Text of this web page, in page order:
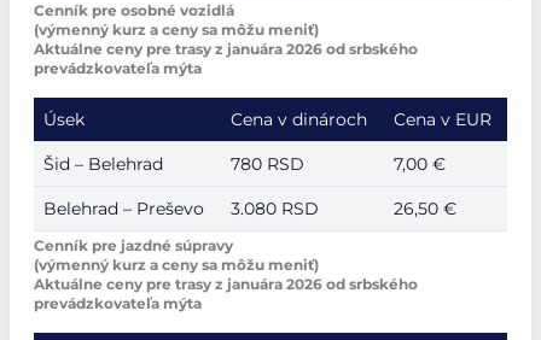
Cenník pre osobné vozidlá
(výmenný kurz a ceny sa môžu meniť)
Aktuálne ceny pre trasy z januára 2026 od srbského
prevádzkovateľa mýta
Cenník pre jazdné súpravy
(výmenný kurz a ceny sa môžu meniť)
Aktuálne ceny pre trasy z januára 2026 od srbského
prevádzkovateľa mýta
Úsek Cena v dinároch Cena v EUR
Šid – Belehrad 780 RSD 7,00 €
Belehrad – Preševo 3.080 RSD 26,50 €